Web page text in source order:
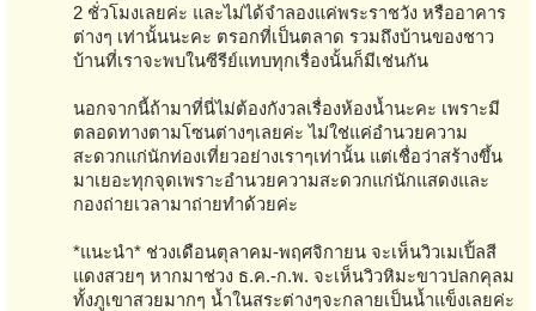
2 ชั่วโมงเลยค่ะ และไม่ได้จำลองแค่พระราชวัง หรืออาคาร
ต่างๆ เท่านั้นนะคะ ตรอกที่เป็นตลาด รวมถึงบ้านของชาว
บ้านที่เราจะพบในซีรีย์แทบทุกเรื่องนั้นก็มีเช่นกัน
นอกจากนี้ถ้ามาที่นี่ไม่ต้องกังวลเรื่องห้องน้ำนะคะ เพราะมี
ตลอดทางตามโซนต่างๆเลยค่ะ ไม่ใช่แค่อำนวยความ
สะดวกแก่นักท่องเที่ยวอย่างเราๆเท่านั้น แต่เชื่อว่าสร้างขึ้น
มาเยอะทุกจุดเพราะอำนวยความสะดวกแก่นักแสดงและ
กองถ่ายเวลามาถ่ายทำด้วยค่ะ
*แนะนำ* ช่วงเดือนตุลาคม-พฤศจิกายน จะเห็นวิวเมเปิ้ลสี
แดงสวยๆ หากมาช่วง ธ.ค.-ก.พ. จะเห็นวิวหิมะขาวปลกคุลม
ทั้งภูเขาสวยมากๆ น้ำในสระต่างๆจะกลายเป็นน้ำแข็งเลยค่ะ